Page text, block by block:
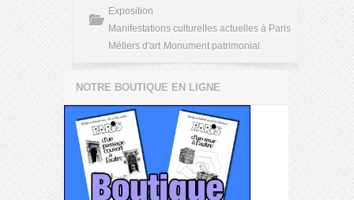
Exposition
Manifestations culturelles actuelles à Paris
Métiers d'art Monument patrimonial
NOTRE BOUTIQUE EN LIGNE